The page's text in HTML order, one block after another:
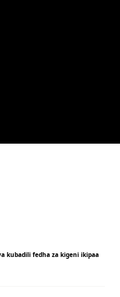
kubadili fedha za kigeni ikipaa